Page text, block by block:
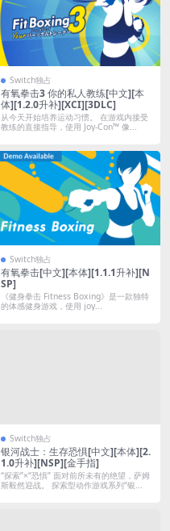
Switch独占
有氧拳击3 你的私人教练[中文][本
体][1.2.0升补][XCI][3DLC]
从今天开始培养运动习惯。 在游戏内接受
教练的直接指导，使用 Joy-Con™ 像...
Switch独占
有氧拳击[中文][本体][1.1.1升补][N
SP]
《健身拳击 Fitness Boxing》是一款独特
的体感健身游戏，使用 joy...
Switch独占
银河战士：生存恐惧[中文][本体][2.
1.0升补][NSP][金手指]
“探索”×“恐惧” 面对前所未有的绝望，萨姆
斯毅然迎战。 探索型动作游戏系列“银...